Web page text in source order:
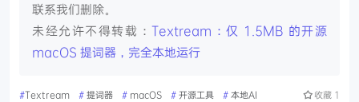
联系我们删除。
未经允许不得转载：Textream：仅 1.5MB 的开源
macOS 提词器，完全本地运行
#Textream # 提词器 # macOS # 开源工具 # 本地AI 收藏 1